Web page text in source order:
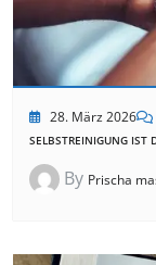
28. März 2026
SELBSTREINIGUNG IST
By Prischa